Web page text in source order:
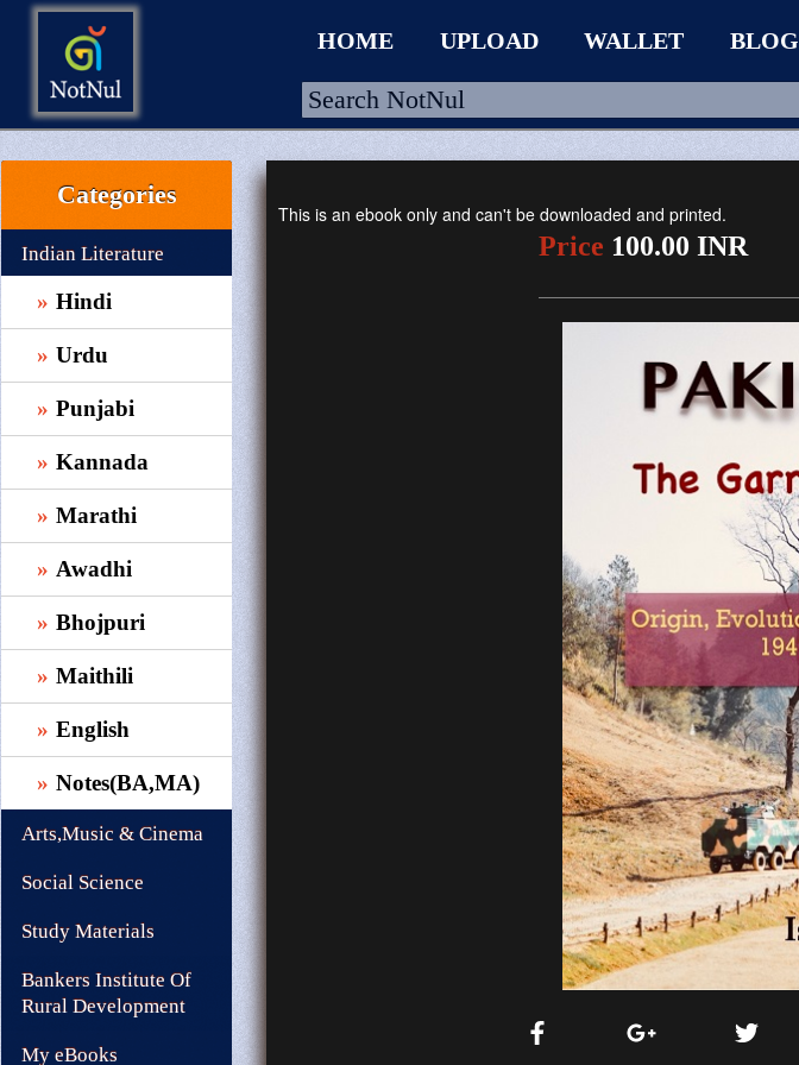
HOME
UPLOAD
WALLET
BLOG
ARRIVALS
CATEGORIES >
HOME UPLOAD WALLET BLOG
Categories
Indian Literature
Hindi
Urdu
Punjabi
Kannada
Marathi
Awadhi
Bhojpuri
Maithili
English
Notes(BA,MA)
Arts,Music & Cinema
Social Science
Study Materials
Bankers Institute Of
Rural Development
My eBooks
This is an ebook only and can't be downloaded and printed.
Price 100.00 INR